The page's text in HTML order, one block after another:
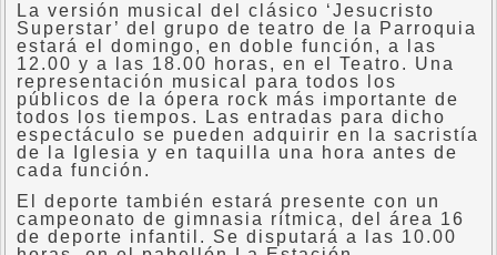
La versión musical del clásico ‘Jesucristo
Superstar’ del grupo de teatro de la Parroquia
estará el domingo, en doble función, a las
12.00 y a las 18.00 horas, en el Teatro. Una
representación musical para todos los
públicos de la ópera rock más importante de
todos los tiempos. Las entradas para dicho
espectáculo se pueden adquirir en la sacristía
de la Iglesia y en taquilla una hora antes de
cada función.
El deporte también estará presente con un
campeonato de gimnasia rítmica, del área 16
de deporte infantil. Se disputará a las 10.00